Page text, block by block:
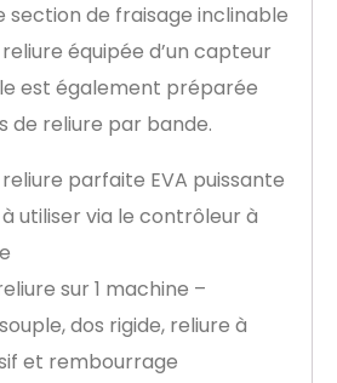
section de fraisage inclinable
équipée d’un capteur
est également préparée
de reliure par bande.
parfaite EVA puissante
utiliser via le contrôleur à
sur 1 machine –
dos rigide, reliure à
et rembourrage